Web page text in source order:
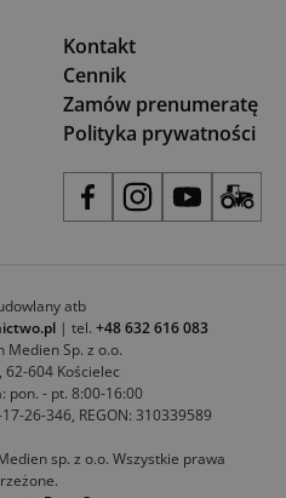
Kontakt
Cennik
Zamów prenumeratę
Polityka prywatności
atb
| tel. +48 632 616 083
Medien Sp. z o.o.
62-604 Kościelec
pon. - pt. 8:00-16:00
26-346, REGON: 310339589
sp. z o.o. Wszystkie prawa